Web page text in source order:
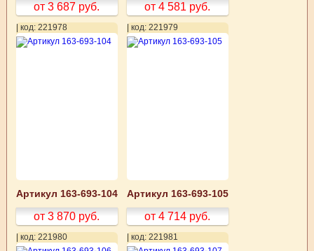
от 3 687 руб. от 4 581 руб.
| код: 221978
Артикул 163-693-104
от 3 870 руб.
| код: 221979
Артикул 163-693-105
от 4 714 руб.
| код: 221980 | код: 221981